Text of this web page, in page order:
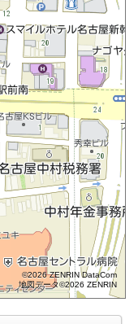
©2026 ZENRIN DataCom
地図データ©2026 ZENRIN